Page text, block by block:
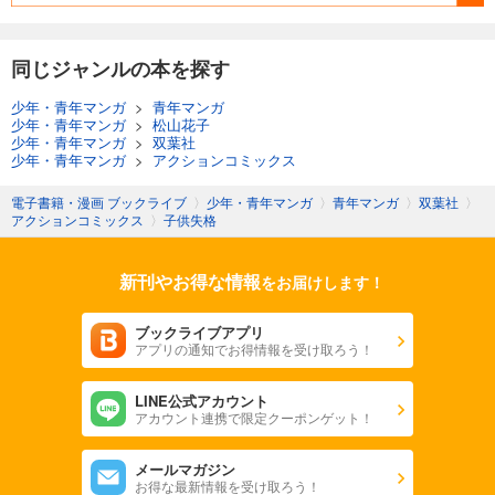
同じジャンルの本を探す
少年・青年マンガ> 青年マンガ
少年・青年マンガ> 松山花子
少年・青年マンガ> 双葉社
少年・青年マンガ> アクションコミックス
電子書籍・漫画 ブックライブ 〉 少年・青年マンガ 〉 青年マンガ 〉 双葉社 〉
アクションコミックス 〉 子供失格
新刊やお得な情報をお届けします！
ブックライブアプリ
アプリの通知でお得情報を受け取ろう！
LINE公式アカウント
アカウント連携で限定クーポンゲット！
メールマガジン
お得な最新情報を受け取ろう！